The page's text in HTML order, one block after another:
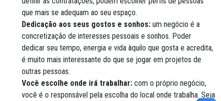
que mais se adequam ao seu espaço.
Dedicação aos seus gostos e sonhos: um negócio é a
concretização de interesses pessoais e sonhos. Poder
dedicar seu tempo, energia e vida àquilo que gosta e acredita,
é muito mais interessante do que se jogar em projetos de
outras pessoas.
Você escolhe onde irá trabalhar: com o próprio negócio,
você é o responsável pela escolha do local onde trabalha. Seja